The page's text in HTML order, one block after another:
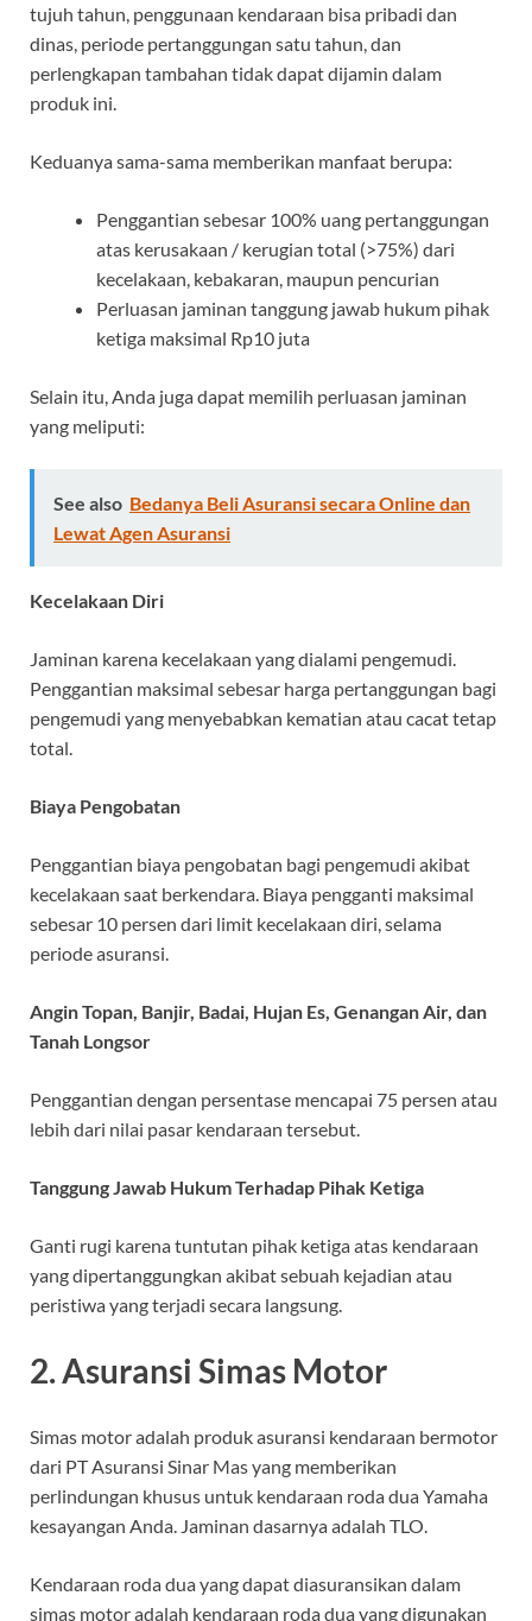
tujuh tahun, penggunaan kendaraan bisa pribadi dan
dinas, periode pertanggungan satu tahun, dan
perlengkapan tambahan tidak dapat dijamin dalam
produk ini.
Keduanya sama-sama memberikan manfaat berupa:
Penggantian sebesar 100% uang pertanggungan
atas kerusakaan / kerugian total (>75%) dari
kecelakaan, kebakaran, maupun pencurian
Perluasan jaminan tanggung jawab hukum pihak
ketiga maksimal Rp10 juta
Selain itu, Anda juga dapat memilih perluasan jaminan
yang meliputi:
See also Bedanya Beli Asuransi secara Online dan
Lewat Agen Asuransi
Kecelakaan Diri
Jaminan karena kecelakaan yang dialami pengemudi.
Penggantian maksimal sebesar harga pertanggungan bagi
pengemudi yang menyebabkan kematian atau cacat tetap
total.
Biaya Pengobatan
Penggantian biaya pengobatan bagi pengemudi akibat
kecelakaan saat berkendara. Biaya pengganti maksimal
sebesar 10 persen dari limit kecelakaan diri, selama
periode asuransi.
Angin Topan, Banjir, Badai, Hujan Es, Genangan Air, dan
Tanah Longsor
Penggantian dengan persentase mencapai 75 persen atau
lebih dari nilai pasar kendaraan tersebut.
Tanggung Jawab Hukum Terhadap Pihak Ketiga
Ganti rugi karena tuntutan pihak ketiga atas kendaraan
yang dipertanggungkan akibat sebuah kejadian atau
peristiwa yang terjadi secara langsung.
2. Asuransi Simas Motor
Simas motor adalah produk asuransi kendaraan bermotor
dari PT Asuransi Sinar Mas yang memberikan
perlindungan khusus untuk kendaraan roda dua Yamaha
kesayangan Anda. Jaminan dasarnya adalah TLO.
Kendaraan roda dua yang dapat diasuransikan dalam
simas motor adalah kendaraan roda dua yang digunakan